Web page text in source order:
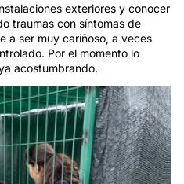
exteriores y conocer
traumas con síntomas de
a ser muy cariñoso, a veces
Por el momento lo
acostumbrando.